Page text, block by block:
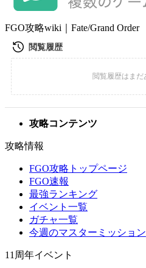
FGO攻略wiki｜Fate/Grand Order
攻略コンテンツ
攻略情報
FGO攻略トップページ
FGO速報
最強ランキング
イベント一覧
ガチャ一覧
今週のマスターミッション
11周年イベント